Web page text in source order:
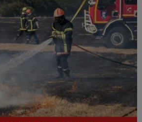
d'une centaine de personnes.